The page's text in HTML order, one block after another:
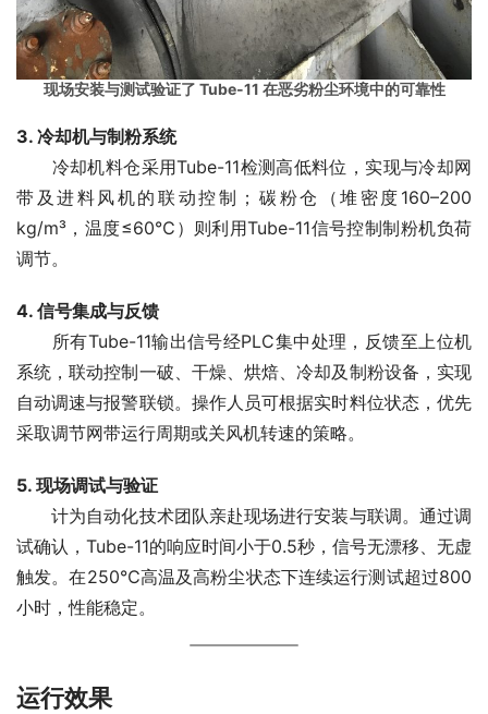
现场安装与测试验证了 Tube-11 在恶劣粉尘环境中的可靠性
3. 冷却机与制粉系统
冷却机料仓采用Tube-11检测高低料位，实现与冷却网
带及进料风机的联动控制；碳粉仓（堆密度160–200
kg/m³，温度≤60℃）则利用Tube-11信号控制制粉机负荷
调节。
4. 信号集成与反馈
所有Tube-11输出信号经PLC集中处理，反馈至上位机
系统，联动控制一破、干燥、烘焙、冷却及制粉设备，实现
自动调速与报警联锁。操作人员可根据实时料位状态，优先
采取调节网带运行周期或关风机转速的策略。
5. 现场调试与验证
计为自动化技术团队亲赴现场进行安装与联调。通过调
试确认，Tube-11的响应时间小于0.5秒，信号无漂移、无虚
触发。在250℃高温及高粉尘状态下连续运行测试超过800
小时，性能稳定。
运行效果